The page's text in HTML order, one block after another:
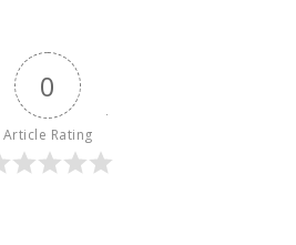
0
Article Rating